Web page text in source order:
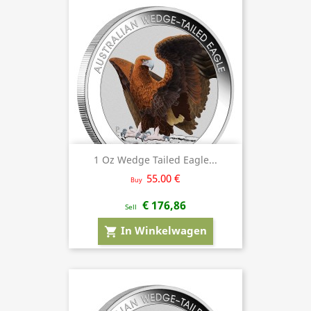
1 Oz Wedge Tailed Eagle...
Buy 55.00 €
Sell € 176,86
shopping_cart In Winkelwagen